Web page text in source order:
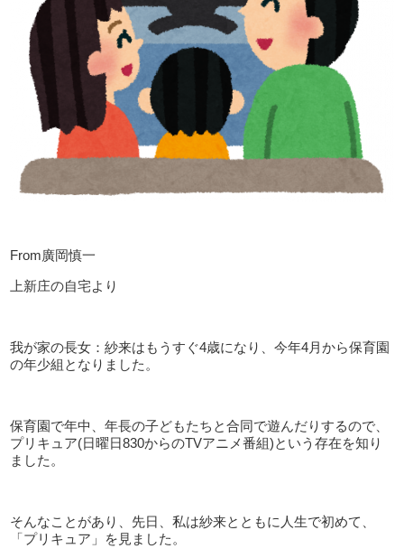
From廣岡慎一
上新庄の自宅より
我が家の長女：紗来はもうすぐ4歳になり、今年4月から保育園
の年少組となりました。
保育園で年中、年長の子どもたちと合同で遊んだりするので、
プリキュア(日曜日830からのTVアニメ番組)という存在を知り
ました。
そんなことがあり、先日、私は紗来とともに人生で初めて、
「プリキュア」を見ました。